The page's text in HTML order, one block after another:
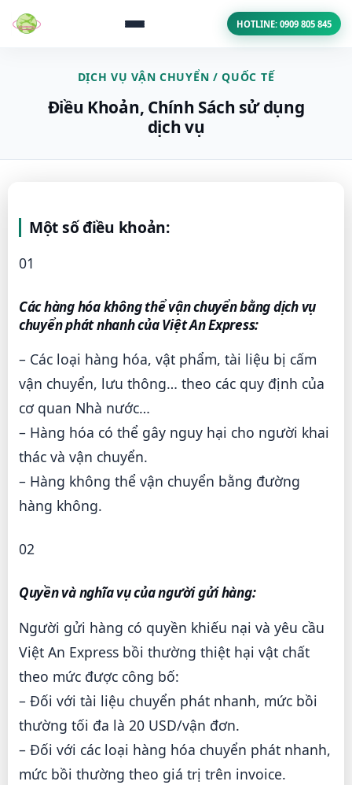
HOTLINE: 0909 805 845
DỊCH VỤ VẬN CHUYỂN / QUỐC TẾ
Điều Khoản, Chính Sách sử dụng
dịch vụ
Một số điều khoản:
01
Các hàng hóa không thể vận chuyển bằng dịch vụ
chuyển phát nhanh của Việt An Express:
– Các loại hàng hóa, vật phẩm, tài liệu bị cấm
vận chuyển, lưu thông… theo các quy định của
cơ quan Nhà nước…
– Hàng hóa có thể gây nguy hại cho người khai
thác và vận chuyển.
– Hàng không thể vận chuyển bằng đường
hàng không.
02
Quyền và nghĩa vụ của người gửi hàng:
Người gửi hàng có quyền khiếu nại và yêu cầu
Việt An Express bồi thường thiệt hại vật chất
theo mức được công bố:
– Đối với tài liệu chuyển phát nhanh, mức bồi
thường tối đa là 20 USD/vận đơn.
– Đối với các loại hàng hóa chuyển phát nhanh,
mức bồi thường theo giá trị trên invoice.